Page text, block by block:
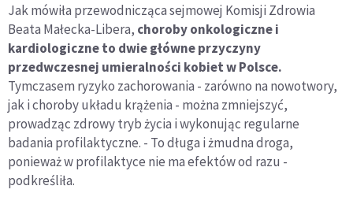
Jak mówiła przewodnicząca sejmowej Komisji Zdrowia
Beata Małecka-Libera, choroby onkologiczne i
kardiologiczne to dwie główne przyczyny
przedwczesnej umieralności kobiet w Polsce.
Tymczasem ryzyko zachorowania - zarówno na nowotwory,
jak i choroby układu krążenia - można zmniejszyć,
prowadząc zdrowy tryb życia i wykonując regularne
badania profilaktyczne. - To długa i żmudna droga,
ponieważ w profilaktyce nie ma efektów od razu -
podkreśliła.